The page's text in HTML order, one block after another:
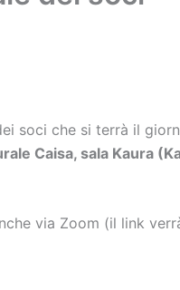
soci che si terrà il
Caisa, sala Kaura
via Zoom (il link